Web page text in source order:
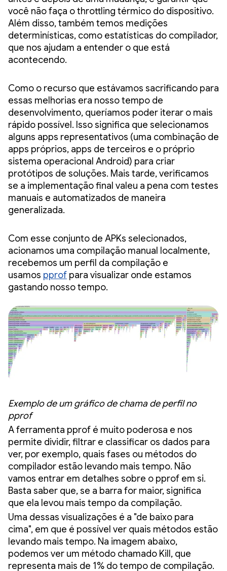
você não faça o throttling térmico do dispositivo.
Além disso, também temos medições
determinísticas, como estatísticas do compilador,
que nos ajudam a entender o que está
acontecendo.
Como o recurso que estávamos sacrificando para
essas melhorias era nosso tempo de
desenvolvimento, queríamos poder iterar o mais
rápido possível. Isso significa que selecionamos
alguns apps representativos (uma combinação de
apps próprios, apps de terceiros e o próprio
sistema operacional Android) para criar
protótipos de soluções. Mais tarde, verificamos
se a implementação final valeu a pena com testes
manuais e automatizados de maneira
generalizada.
Com esse conjunto de APKs selecionados,
acionamos uma compilação manual localmente,
recebemos um perfil da compilação e
usamos pprof para visualizar onde estamos
gastando nosso tempo.
Exemplo de um gráfico de chama de perfil no
pprof
A ferramenta pprof é muito poderosa e nos
permite dividir, filtrar e classificar os dados para
ver, por exemplo, quais fases ou métodos do
compilador estão levando mais tempo. Não
vamos entrar em detalhes sobre o pprof em si.
Basta saber que, se a barra for maior, significa
que ela levou mais tempo da compilação.
Uma dessas visualizações é a "de baixo para
cima", em que é possível ver quais métodos estão
levando mais tempo. Na imagem abaixo,
podemos ver um método chamado Kill, que
representa mais de 1% do tempo de compilação.